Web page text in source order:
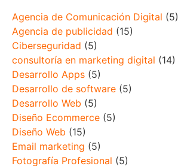
Agencia de Comunicación Digital (5)
Agencia de publicidad (15)
Ciberseguridad (5)
consultoría en marketing digital (14)
Desarrollo Apps (5)
Desarrollo de software (5)
Desarrollo Web (5)
Diseño Ecommerce (5)
Diseño Web (15)
Email marketing (5)
Fotografía Profesional (5)